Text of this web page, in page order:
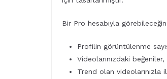
Bir Pro hesabıyla
Profilin görüntülenme
Videolarınızdaki
Trend olan videolarınızla